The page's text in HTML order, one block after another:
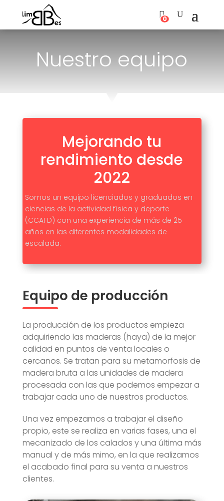
0
Nuestro equipo
Mejorando tu
rendimiento desde
2022
Somos un equipo licenciados y graduados en
ciencias de la actividad física y deporte
(CCAFD) con una experiencia de más de 25
años en las diferentes modalidades de
escalada.
Equipo de producción
La producción de los productos empieza
adquiriendo las maderas (haya) de la mejor
calidad en puntos de venta locales o
cercanos. Se tratan para su metamorfosis de
madera bruta a las unidades de madera
procesada con las que podemos empezar a
trabajar cada uno de nuestros productos.
Una vez empezamos a trabajar el diseño
propio, este se realiza en varias fases, una el
mecanizado de los calados y una última más
manual y de más mimo, en la que realizamos
el acabado final para su venta a nuestros
clientes.